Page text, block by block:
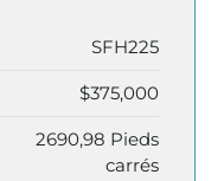
SFH225
$375,000
2690,98 Pieds
carrés